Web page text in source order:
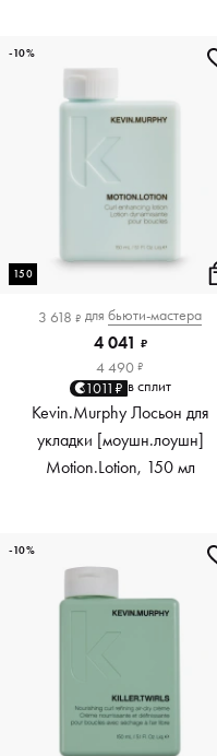
150
3 618 ₽ для бьюти-мастера
4 041 ₽
4 490 ₽
1011₽ в сплит
Kevin.Murphy Лосьон для
укладки [моушн.лоушн]
Motion.Lotion, 150 мл
-10%
-10%